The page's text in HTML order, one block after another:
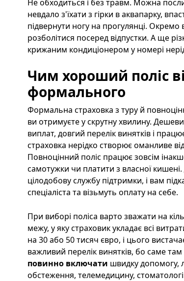
Не обходиться і без травм. Можна
невдало з'їхати з гірки в аквапарку,
підвернути ногу на прогулянці. Окремо
розболітися посеред відпустки. А ще
крижаним кондиціонером у номері
Чим хороший поліс
формального
Формальна страховка з туру й
ви отримуєте у скрутну хвилину.
виплат, довгий перелік винятків і
страховка нерідко створює оманливе
Повноцінний поліс працює зовсім
самотужки чи платити з власної
цілодобову службу підтримки, і вам
спеціаліста та візьмуть оплату на себе.
При виборі поліса варто зважати на
межу, у яку страховик укладає всі
на 30 або 50 тисяч євро, і цього
важливий перелік винятків, бо саме
повинно включати швидку допомогу,
обстеження, телемедицину,